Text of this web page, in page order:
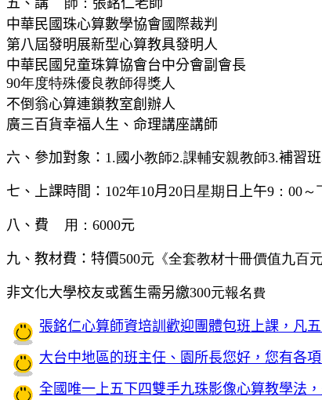
五、講 師： 張銘仁老師
中華民國珠心算數學協會國際裁判
第八屆發明展新型心算教具發明人
中華民國兒童珠算協會台中分會副會長
90年度特殊優良教師得獎人
不倒翁心算連鎖教室創辦人
廣三百貨幸福人生、命理講座講師
六、參加對象： 1.國小教師2.課輔安親教師3.補習
七、上課時間： 102年10月20 日 星期 日上午9：00～
八、費 用： 6000元
九、教材費：特價500元《全套教材十冊價值九百元
非文化大學校友或舊生需另繳300元報名 費
張銘仁心算師資培訓歡迎團體包班上課，凡
大台中地區的班主任、園所長您好，您有各
全國唯一上五下四雙手九珠影像心算教學法